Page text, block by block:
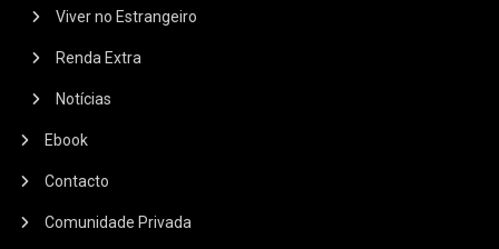
Viver no Estrangeiro
Renda Extra
Notícias
Ebook
Contacto
Comunidade Privada